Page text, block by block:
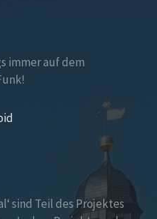
immer auf dem
sind Teil des Projektes